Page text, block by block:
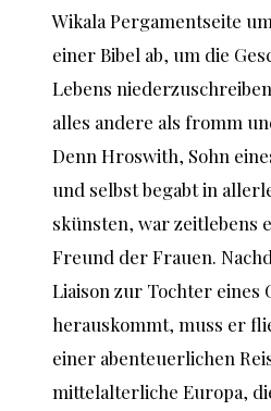
Wikala Pergamentseite
einer Bibel ab, um die
Lebens
alles andere als fromm
Denn Hroswith, Sohn
und selbst begabt in
skünsten, war zeitlebens
Freund der Frauen.
Liaison zur Tochter eines
herauskommt, muss er
einer abenteuerlichen
mittelalterliche Europa,